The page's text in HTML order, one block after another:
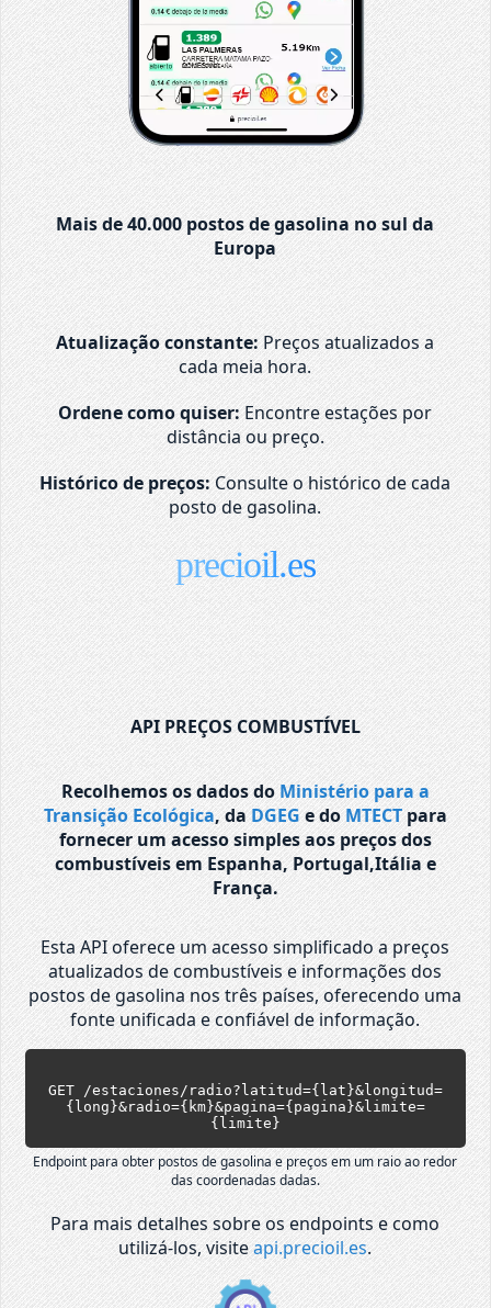
Mais de 40.000 postos de gasolina no sul da
Europa
Atualização constante: Preços atualizados a
cada meia hora.
Ordene como quiser: Encontre estações por
distância ou preço.
Histórico de preços: Consulte o histórico de cada
posto de gasolina.
precioil.es
API PREÇOS COMBUSTÍVEL
Recolhemos os dados do Ministério para a
Transição Ecológica, da DGEG e do MTECTpara
fornecer um acesso simples aos preços dos
combustíveis em Espanha, Portugal,Itália e
França.
Esta API oferece um acesso simplificado a preços
atualizados de combustíveis e informações dos
postos de gasolina nos três países, oferecendo uma
fonte unificada e confiável de informação.
GET /estaciones/radio?latitud={lat}&longitud=
{long}&radio={km}&pagina={pagina}&limite=
{limite}
Endpoint para obter postos de gasolina e preços em um raio ao redor
das coordenadas dadas.
Para mais detalhes sobre os endpoints e como
utilizá-los, visiteapi.precioil.es.